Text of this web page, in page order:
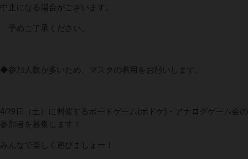
中止になる場合がございます。
予めご了承ください。
◆参加人数が多いため、マスクの着用をお願いします。
4/29日（土）に開催するボードゲーム(ボドゲ)・アナログゲーム会の
参加者を募集します！
みんなで楽しく遊びましょー！